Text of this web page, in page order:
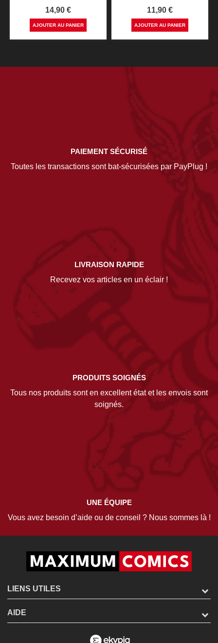
Prix
14,90 €
AJOUTER AU PANIER
Prix
11,90 €
AJOUTER AU PANIER
PAIEMENT SÉCURISÉ
Toutes les transactions sont bat-sécurisées par PayPlug !
LIVRAISON RAPIDE
Recevez vos articles en un éclair !
PRODUITS SOIGNÉS
Tous nos produits sont en excellent état et les envois sont
soignés.
UNE ÉQUIPE
Vous avez besoin d’aide ou de conseil ? Nous sommes là !
LIENS UTILES
AIDE